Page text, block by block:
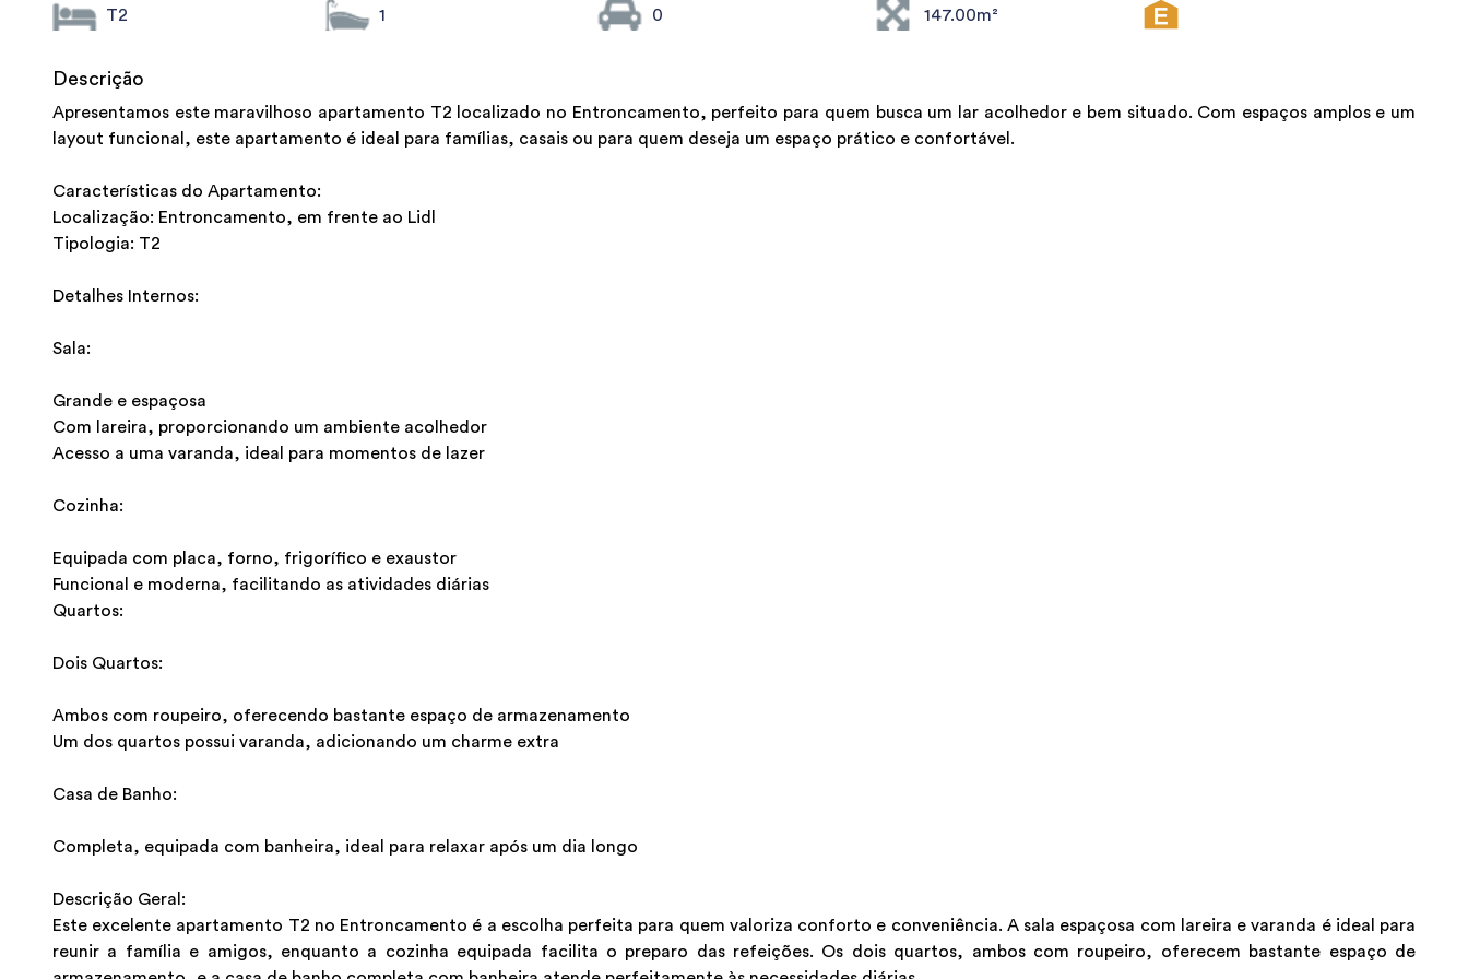
T2 1 0 147.00m²
Descrição
Apresentamos este maravilhoso apartamento T2 localizado no Entroncamento, perfeito para quem busca um lar acolhedor e bem situado. Com espaços amplos e um
layout funcional, este apartamento é ideal para famílias, casais ou para quem deseja um espaço prático e confortável.
Características do Apartamento:
Localização: Entroncamento, em frente ao Lidl
Tipologia: T2
Detalhes Internos:
Sala:
Grande e espaçosa
Com lareira, proporcionando um ambiente acolhedor
Acesso a uma varanda, ideal para momentos de lazer
Cozinha:
Equipada com placa, forno, frigorífico e exaustor
Funcional e moderna, facilitando as atividades diárias
Quartos:
Dois Quartos:
Ambos com roupeiro, oferecendo bastante espaço de armazenamento
Um dos quartos possui varanda, adicionando um charme extra
Casa de Banho:
Completa, equipada com banheira, ideal para relaxar após um dia longo
Descrição Geral:
Este excelente apartamento T2 no Entroncamento é a escolha perfeita para quem valoriza conforto e conveniência. A sala espaçosa com lareira e varanda é ideal para
reunir a família e amigos, enquanto a cozinha equipada facilita o preparo das refeições. Os dois quartos, ambos com roupeiro, oferecem bastante espaço de